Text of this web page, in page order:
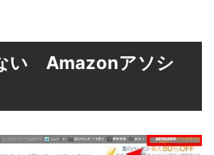
い Amazonアソシ